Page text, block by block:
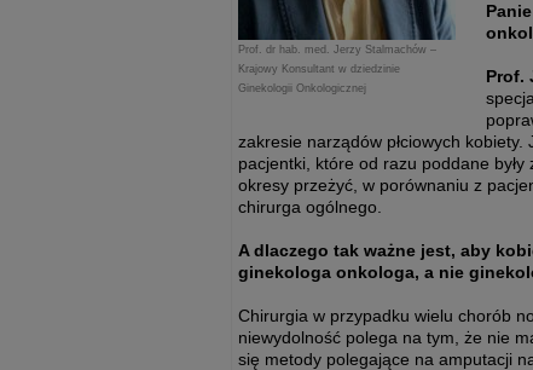
Prof. dr hab. med. Jerzy Stalmachów –
Krajowy Konsultant w dziedzinie
Ginekologii Onkologicznej
Prof.
zakresie narządów płciowych
pacjentki, które od razu poddane były
okresy przeżyć, w porównaniu z
chirurga ogólnego.
A dlaczego tak ważne jest, aby
ginekologa onkologa, a nie
Chirurgia w przypadku wielu chorób
niewydolność polega na tym, że nie
się metody polegające na amputacji